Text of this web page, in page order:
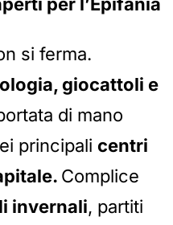
si ferma.
giocattoli e
di mano
principali centri
Complice
invernali, partiti